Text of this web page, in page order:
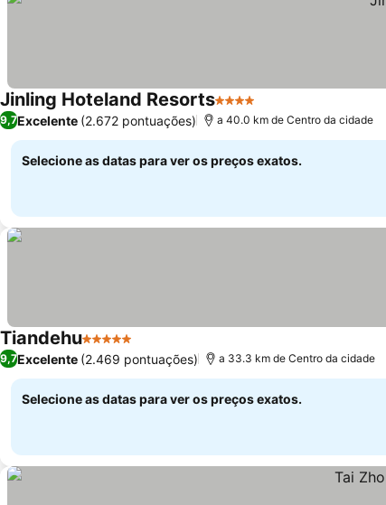
Jinling Hoteland Resorts4 Estrelas
9,7Excelente (2.672 pontuações) a 40.0 km de Centro da cidade
Selecione as datas para ver os preços exatos.
Tiandehu5 Estrelas
9,7Excelente (2.469 pontuações) a 33.3 km de Centro da cidade
Selecione as datas para ver os preços exatos.